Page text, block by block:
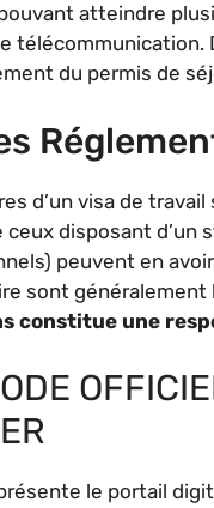
atteindre
télécommunication.
du permis de
d’un visa de
ceux disposant d’un
peuvent en
sont généralement
constitue une
le portail